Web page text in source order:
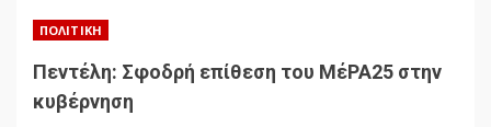
ΠΟΛΙΤΙΚΉ
Πεντέλη: Σφοδρή επίθεση του ΜέΡΑ25 στην
κυβέρνηση